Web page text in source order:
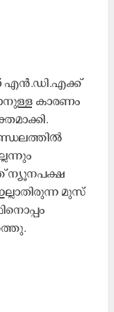
എൻ.ഡി.എക്ക്
കാരണം
ന്യൂനപക്ഷ
മുസ്